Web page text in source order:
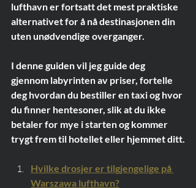
lufthavn er fortsatt det mest praktiske
alternativet for å nå destinasjonen din
uten unødvendige overganger.
I denne guiden vil jeg guide deg
gjennom labyrinten av priser, fortelle
deg hvordan du bestiller en taxi og hvor
du finner hentesoner, slik at du ikke
betaler for mye i starten og kommer
trygt frem til hotellet eller hjemmet ditt.
Hvilke drosjer er tilgjengelige på
Warszawa lufthavn?